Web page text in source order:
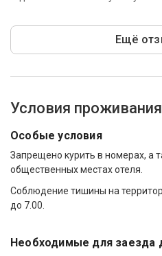
Ещё
Условия проживания
Особые условия
Запрещено курить в номерах, а
общественных местах отеля.
Соблюдение тишины на
до 7.00.
Необходимые для заезда